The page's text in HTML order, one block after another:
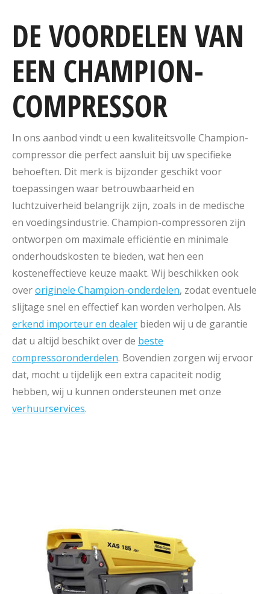
DE VOORDELEN VAN
EEN CHAMPION-
COMPRESSOR
In ons aanbod vindt u een kwaliteitsvolle Champion-
compressor die perfect aansluit bij uw specifieke
behoeften. Dit merk is bijzonder geschikt voor
toepassingen waar betrouwbaarheid en
luchtzuiverheid belangrijk zijn, zoals in de medische
en voedingsindustrie. Champion-compressoren zijn
ontworpen om maximale efficiëntie en minimale
onderhoudskosten te bieden, wat hen een
kosteneffectieve keuze maakt. Wij beschikken ook
overoriginele Champion-onderdelen, zodat eventuele
slijtage snel en effectief kan worden verholpen. Als
erkend importeur en dealer bieden wij u de garantie
dat u altijd beschikt over de beste
compressoronderdelen. Bovendien zorgen wij ervoor
dat, mocht u tijdelijk een extra capaciteit nodig
hebben, wij u kunnen ondersteunen met onze
verhuurservices.